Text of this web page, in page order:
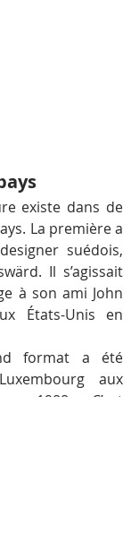
existe dans de
La première a
suédois,
Il s’agissait
à son ami John
États-Unis en
format a été
aux
1988. C’est